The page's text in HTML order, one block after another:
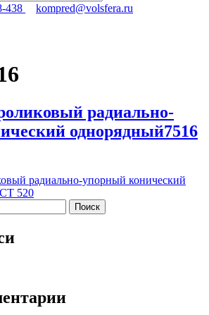
438
kompred@volsfera.ru
радиально-
однорядный7516